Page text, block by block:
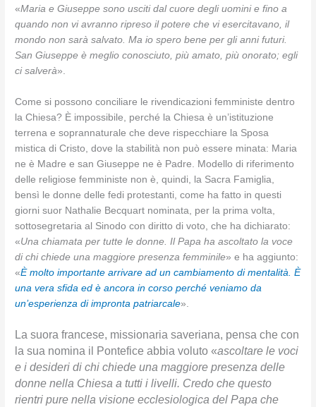
«Maria e Giuseppe sono usciti dal cuore degli uomini e fino a
quando non vi avranno ripreso il potere che vi esercitavano, il
mondo non sarà salvato. Ma io spero bene per gli anni futuri.
San Giuseppe è meglio conosciuto, più amato, più onorato; egli
ci salverà».
Come si possono conciliare le rivendicazioni femministe dentro
la Chiesa? È impossibile, perché la Chiesa è un’istituzione
terrena e soprannaturale che deve rispecchiare la Sposa
mistica di Cristo, dove la stabilità non può essere minata: Maria
ne è Madre e san Giuseppe ne è Padre. Modello di riferimento
delle religiose femministe non è, quindi, la Sacra Famiglia,
bensì le donne delle fedi protestanti, come ha fatto in questi
giorni suor Nathalie Becquart nominata, per la prima volta,
sottosegretaria al Sinodo con diritto di voto, che ha dichiarato:
«Una chiamata per tutte le donne. Il Papa ha ascoltato la voce
di chi chiede una maggiore presenza femminile» e ha aggiunto:
«È molto importante arrivare ad un cambiamento di mentalità. È
una vera sfida ed è ancora in corso perché veniamo da
un’esperienza di impronta patriarcale».
La suora francese, missionaria saveriana, pensa che con
la sua nomina il Pontefice abbia voluto «ascoltare le voci
e i desideri di chi chiede una maggiore presenza delle
donne nella Chiesa a tutti i livelli. Credo che questo
rientri pure nella visione ecclesiologica del Papa che